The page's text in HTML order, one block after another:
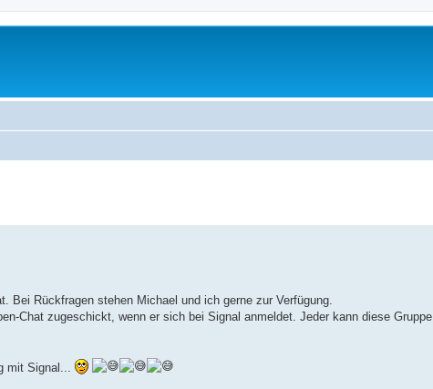
Rückfragen stehen Michael und ich gerne zur Verfügung.
Chat zugeschickt, wenn er sich bei Signal anmeldet. Jeder kann diese Gruppe
mit Signal...